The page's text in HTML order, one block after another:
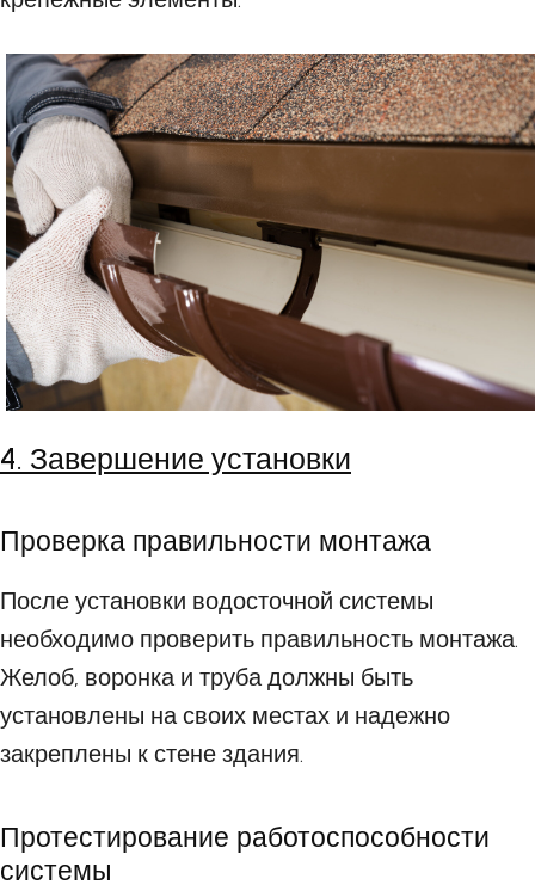
4. Завершение установки
Проверка правильности монтажа
После установки водосточной системы
необходимо проверить правильность монтажа.
Желоб, воронка и труба должны быть
установлены на своих местах и надежно
закреплены к стене здания.
Протестирование работоспособности
системы